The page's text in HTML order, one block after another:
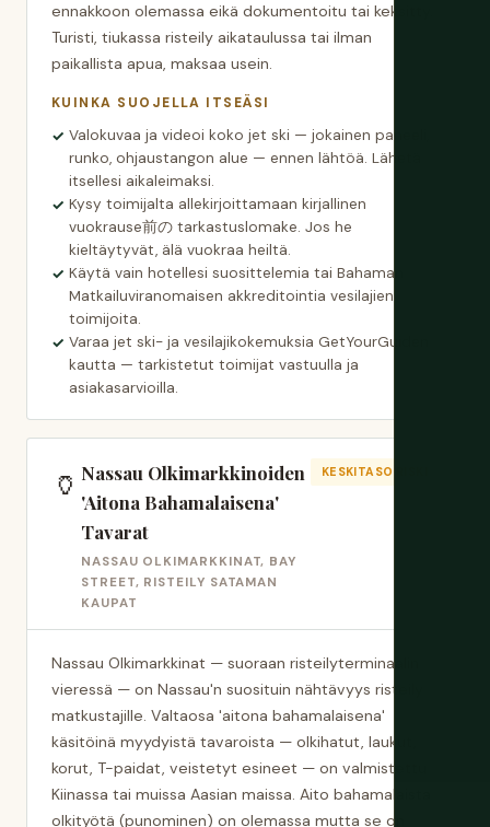
ennakkoon olemassa eikä dokumentoitu tai keksitty.
Turisti, tiukassa risteily aikataulussa tai ilman
paikallista apua, maksaa usein.
KUINKA SUOJELLA ITSEÄSI
Valokuvaa ja videoi koko jet ski — jokainen paneeli,
runko, ohjaustangon alue — ennen lähtöä. Lähetä
itsellesi aikaleimaksi.
Kysy toimijalta allekirjoittamaan kirjallinen
vuokrause前の tarkastuslomake. Jos he
kieltäytyvät, älä vuokraa heiltä.
Käytä vain hotellesi suosittelemia tai Bahaman
Matkailuviranomaisen akkreditointia vesilajien
toimijoita.
Varaa jet ski- ja vesilajikokemuksia GetYourGuiden
kautta — tarkistetut toimijat vastuulla ja
asiakasarvioilla.
🏺 Nassau Olkimarkkinoiden
'Aitona Bahamalaisena'
Tavarat
NASSAU OLKIMARKKINAT, BAY
STREET, RISTEILY SATAMAN
KAUPAT
KESKITASO RISKI
Nassau Olkimarkkinat — suoraan risteilyterminaalin
vieressä — on Nassau'n suosituin nähtävyys risteily
matkustajille. Valtaosa 'aitona bahamalaisena'
käsitöinä myydyistä tavaroista — olkihatut, laukut,
korut, T-paidat, veistetyt esineet — on valmistettu
Kiinassa tai muissa Aasian maissa. Aito bahamalaista
olkityötä (punominen) on olemassa mutta se on